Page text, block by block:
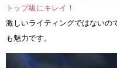
トップ級にキレイ！
激しいライティングではないの
も魅力です。